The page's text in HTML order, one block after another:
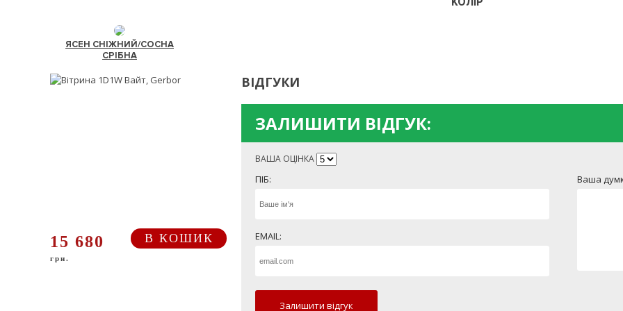
ЯСЕН СНІЖНИЙ/СОСНА
СРІБНА
15 680
грн.
В КОШИК
ВІДГУКИ
ЗАЛИШИТИ ВІДГУК:
ВАША ОЦІНКА
ПІБ:
EMAIL:
Ваша
Залишити відгук